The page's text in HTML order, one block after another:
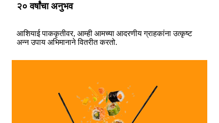
२० वर्षांचा अनुभव
आशियाई पाककृतीवर, आम्ही आमच्या आदरणीय ग्राहकांना उत्कृष्ट
अन्न उपाय अभिमानाने वितरीत करतो.